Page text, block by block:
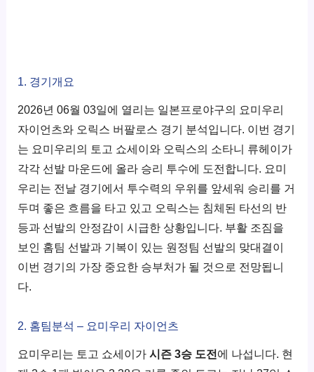
1. 경기개요
2026년 06월 03일에 열리는 일본프로야구의 요미우리
자이언츠와 오릭스 버팔로스 경기 분석입니다. 이번 경기
는 요미우리의 토고 쇼세이와 오릭스의 소타니 류헤이가
각각 선발 마운드에 올라 승리 투수에 도전합니다. 요미
우리는 전날 경기에서 투수력의 우위를 앞세워 승리를 거
두며 좋은 흐름을 타고 있고 오릭스는 침체된 타선의 반
등과 선발의 안정감이 시급한 상황입니다. 부활 조짐을
보인 홈팀 선발과 기복이 있는 원정팀 선발의 맞대결이
이번 경기의 가장 중요한 승부처가 될 것으로 전망됩니
다.
2. 홈팀분석 – 요미우리 자이언츠
요미우리는 토고 쇼세이가시즌 3승 도전에 나섭니다. 현